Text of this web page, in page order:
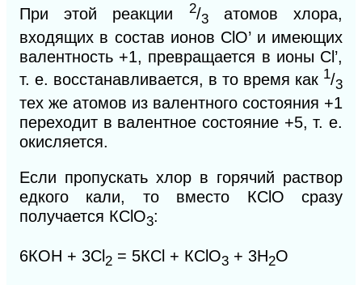
При этой реакции 2/3атомов хлора,
входящих в состав ионов СlO’ и имеющих
валентность +1, превращается в ионы Сl’,
т. е. восстанавливается, в то время как 1/3
тех же атомов из валентного состояния +1
переходит в валентное состояние +5, т. е.
окисляется.
Если пропускать хлор в горячий раствор
едкого кали, то вместо КСlO сразу
получается КСlO3:
6КОН + 3Сl 2 = 5КСl + КСlO3 + 3Н2O